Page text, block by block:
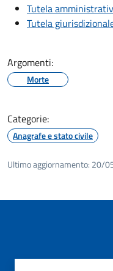
Tutela
Tutela
Argomenti:
Morte
Categorie:
Anagrafe e stato civile
Ultimo aggiornamento: 20/